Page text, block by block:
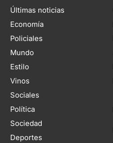
Últimas noticias
Economía
Policiales
Mundo
Estilo
Vinos
Sociales
Política
Sociedad
Deportes